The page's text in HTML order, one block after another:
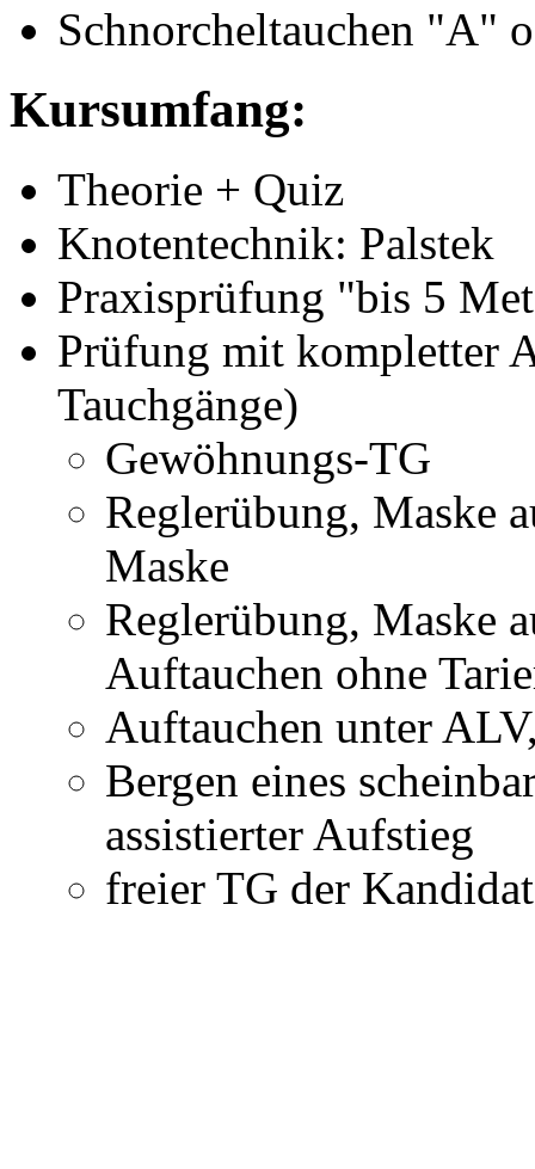
Schnorcheltauchen "A"
Kursumfang:
Theorie + Quiz
Knotentechnik: Palstek
Praxisprüfung "bis 5
Prüfung mit kompletter
Tauchgänge)
Gewöhnungs-TG
Reglerübung, Maske
Maske
Reglerübung, Maske
Auftauchen ohne
Auftauchen unter
Bergen eines
assistierter Aufstieg
freier TG der